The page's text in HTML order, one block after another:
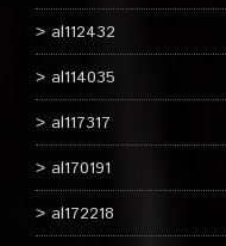
al112432
al114035
al117317
al170191
al172218